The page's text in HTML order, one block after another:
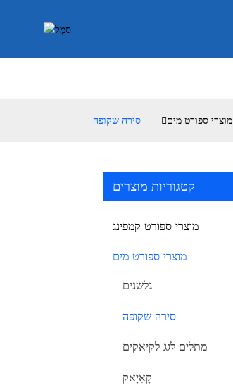
מוצרי ספורט מים סירה שקופה
קטגוריות מוצרים
מוצרי ספורט קמפינג
מוצרי ספורט מים
גלשנים
סירה שקופה
מתלים לגג לקיאקים
קָאִיָאק